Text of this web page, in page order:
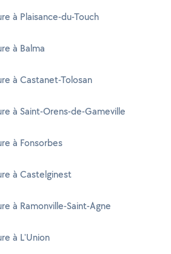
à Plaisance-du-Touch
à Balma
à Castanet-Tolosan
à Saint-Orens-de-Gameville
à Fonsorbes
à Castelginest
à Ramonville-Saint-Agne
à L'Union